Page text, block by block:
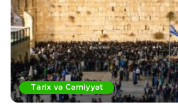
Tarix və Cəmiyyət